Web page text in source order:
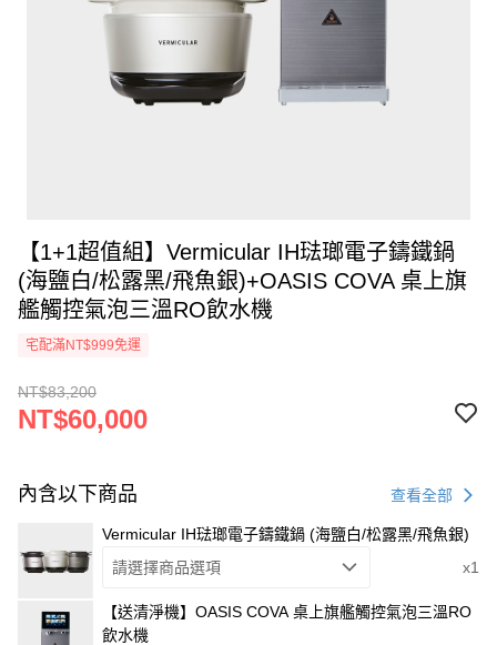
【1+1超值組】Vermicular IH琺瑯電子鑄鐵鍋
(海鹽白/松露黑/飛魚銀)+OASIS COVA 桌上旗
艦觸控氣泡三溫RO飲水機
宅配滿NT$999免運
NT$83,200
NT$60,000
內含以下商品 查看全部
Vermicular IH琺瑯電子鑄鐵鍋 (海鹽白/松露黑/飛魚銀)
請選擇商品選項
x1
【送清淨機】OASIS COVA 桌上旗艦觸控氣泡三溫RO
飲水機